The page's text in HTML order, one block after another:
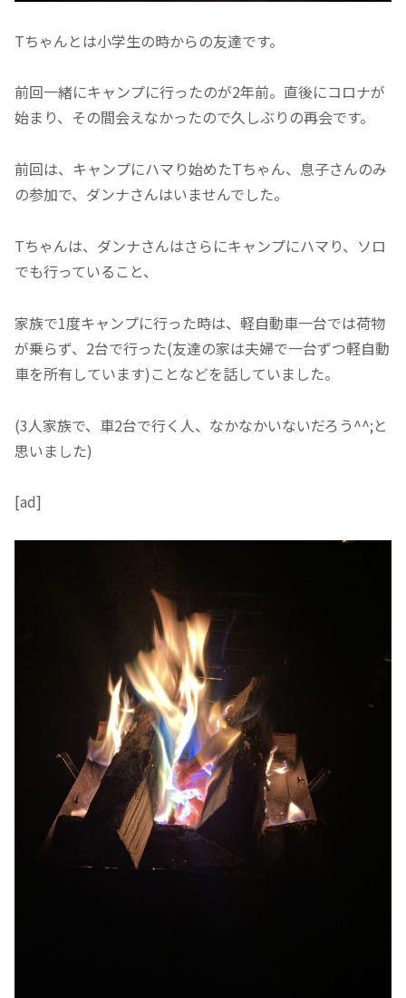
Tちゃんとは小学生の時からの友達です。
前回一緒にキャンプに行ったのが2年前。直後にコロナが
始まり、その間会えなかったので久しぶりの再会です。
前回は、キャンプにハマり始めたTちゃん、息子さんのみ
の参加で、ダンナさんはいませんでした。
Tちゃんは、ダンナさんはさらにキャンプにハマり、ソロ
でも行っていること、
家族で1度キャンプに行った時は、軽自動車一台では荷物
が乗らず、2台で行った(友達の家は夫婦で一台ずつ軽自動
車を所有しています)ことなどを話していました。
(3人家族で、車2台で行く人、なかなかいないだろう^^;と
思いました)
[ad]